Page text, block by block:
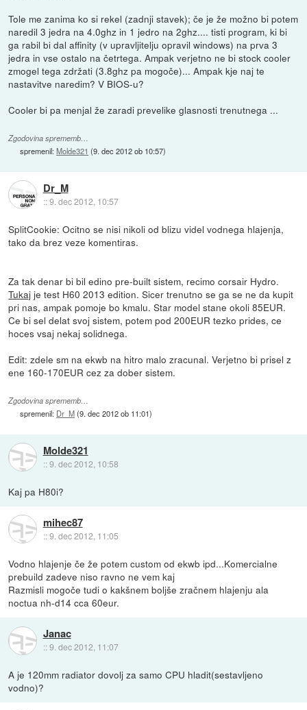
Tole me zanima ko si rekel (zadnji stavek); če je že možno bi potem
naredil 3 jedra na 4.0ghz in 1 jedro na 2ghz.... tisti program, ki bi
ga rabil bi dal affinity (v upravljitelju opravil windows) na prva 3
jedra in vse ostalo na četrtega. Ampak verjetno ne bi stock cooler
zmogel tega zdržati (3.8ghz pa mogoče)... Ampak kje naj te
nastavitve naredim? V BIOS-u?
Cooler bi pa menjal že zaradi prevelike glasnosti trenutnega ...
Zgodovina sprememb…
spremenil:Molde321 (9. dec 2012 ob 10:57)
Dr_M
::9. dec 2012, 10:57
SplitCookie: Ocitno se nisi nikoli od blizu videl vodnega hlajenja,
tako da brez veze komentiras.
Za tak denar bi bil edino pre-built sistem, recimo corsair Hydro.
Tukaj je test H60 2013 edition. Sicer trenutno se ga se ne da kupit
pri nas, ampak pomoje bo kmalu. Star model stane okoli 85EUR.
Ce bi sel delat svoj sistem, potem pod 200EUR tezko prides, ce
hoces vsaj nekaj solidnega.
Edit: zdele sm na ekwb na hitro malo zracunal. Verjetno bi prisel z
ene 160-170EUR cez za dober sistem.
Zgodovina sprememb…
spremenil: Dr_M(9. dec 2012 ob 11:01)
Molde321
::9. dec 2012, 10:58
Kaj pa H80i?
mihec87
::9. dec 2012, 11:05
Vodno hlajenje če že potem custom od ekwb ipd...Komercialne
prebuild zadeve niso ravno ne vem kaj
Razmisli mogoče tudi o kakšnem boljše zračnem hlajenju ala
noctua nh-d14 cca 60eur.
Janac
::9. dec 2012, 11:07
A je 120mm radiator dovolj za samo CPU hladit(sestavljeno
vodno)?